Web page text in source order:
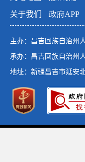
容、重点工作等
5.昌吉州交通
情况；
6.昌吉州交通
强制和其他对外管理
（二）编排体
本机关政府信息
关于我们
政府APP
主办：昌吉回族自治州
承办：昌吉回族自治州
地址：新疆昌吉市延安